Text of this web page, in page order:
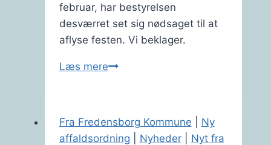
februar, har bestyrelsen
desværret set sig nødsaget til at
aflyse festen. Vi beklager.
Læs mereFASTELAVNSFESTEN
Fra Fredensborg Kommune
Ny
affaldsordning
Nyheder| Nyt fra